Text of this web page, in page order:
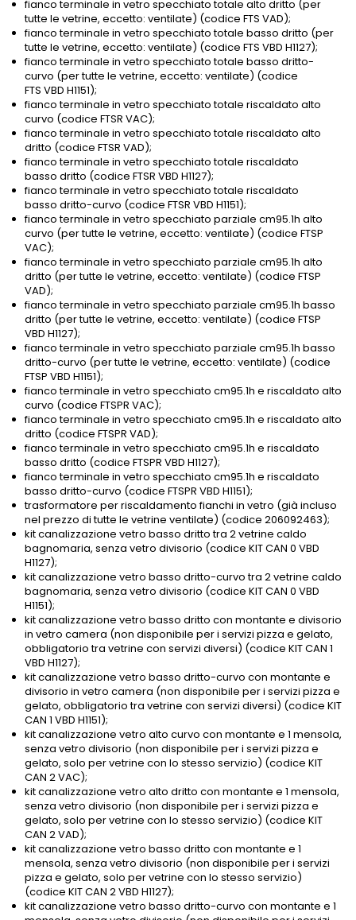
fianco terminale in vetro specchiato totale alto dritto (per
tutte le vetrine, eccetto: ventilate) (codice FTS VAD);
fianco terminale in vetro specchiato totale basso dritto (per
tutte le vetrine, eccetto: ventilate) (codice FTS VBD H1127);
fianco terminale in vetro specchiato totale basso dritto-
curvo (per tutte le vetrine, eccetto: ventilate) (codice
FTS VBD H1151);
fianco terminale in vetro specchiato totale riscaldato alto
curvo (codice FTSR VAC);
fianco terminale in vetro specchiato totale riscaldato alto
dritto (codice FTSR VAD);
fianco terminale in vetro specchiato totale riscaldato
basso dritto (codice FTSR VBD H1127);
fianco terminale in vetro specchiato totale riscaldato
basso dritto-curvo (codice FTSR VBD H1151);
fianco terminale in vetro specchiato parziale cm95.1h alto
curvo (per tutte le vetrine, eccetto: ventilate) (codice FTSP
VAC);
fianco terminale in vetro specchiato parziale cm95.1h alto
dritto (per tutte le vetrine, eccetto: ventilate) (codice FTSP
VAD);
fianco terminale in vetro specchiato parziale cm95.1h basso
dritto (per tutte le vetrine, eccetto: ventilate) (codice FTSP
VBD H1127);
fianco terminale in vetro specchiato parziale cm95.1h basso
dritto-curvo (per tutte le vetrine, eccetto: ventilate) (codice
FTSP VBD H1151);
fianco terminale in vetro specchiato cm95.1h e riscaldato alto
curvo (codice FTSPR VAC);
fianco terminale in vetro specchiato cm95.1h e riscaldato alto
dritto (codice FTSPR VAD);
fianco terminale in vetro specchiato cm95.1h e riscaldato
basso dritto (codice FTSPR VBD H1127);
fianco terminale in vetro specchiato cm95.1h e riscaldato
basso dritto-curvo (codice FTSPR VBD H1151);
trasformatore per riscaldamento fianchi in vetro (già incluso
nel prezzo di tutte le vetrine ventilate) (codice 206092463);
kit canalizzazione vetro basso dritto tra 2 vetrine caldo
bagnomaria, senza vetro divisorio (codice KIT CAN 0 VBD
H1127);
kit canalizzazione vetro basso dritto-curvo tra 2 vetrine caldo
bagnomaria, senza vetro divisorio (codice KIT CAN 0 VBD
H1151);
kit canalizzazione vetro basso dritto con montante e divisorio
in vetro camera (non disponibile per i servizi pizza e gelato,
obbligatorio tra vetrine con servizi diversi) (codice KIT CAN 1
VBD H1127);
kit canalizzazione vetro basso dritto-curvo con montante e
divisorio in vetro camera (non disponibile per i servizi pizza e
gelato, obbligatorio tra vetrine con servizi diversi) (codice KIT
CAN 1 VBD H1151);
kit canalizzazione vetro alto curvo con montante e 1 mensola,
senza vetro divisorio (non disponibile per i servizi pizza e
gelato, solo per vetrine con lo stesso servizio) (codice KIT
CAN 2 VAC);
kit canalizzazione vetro alto dritto con montante e 1 mensola,
senza vetro divisorio (non disponibile per i servizi pizza e
gelato, solo per vetrine con lo stesso servizio) (codice KIT
CAN 2 VAD);
kit canalizzazione vetro basso dritto con montante e 1
mensola, senza vetro divisorio (non disponibile per i servizi
pizza e gelato, solo per vetrine con lo stesso servizio)
(codice KIT CAN 2 VBD H1127);
kit canalizzazione vetro basso dritto-curvo con montante e 1